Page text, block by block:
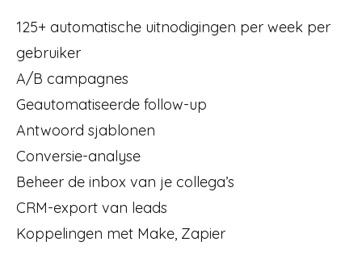
125+ automatische uitnodigingen per week per
gebruiker
A/B campagnes
Geautomatiseerde follow-up
Antwoord sjablonen
Conversie-analyse
Beheer de inbox van je collega’s
CRM-export van leads
Koppelingen met Make, Zapier